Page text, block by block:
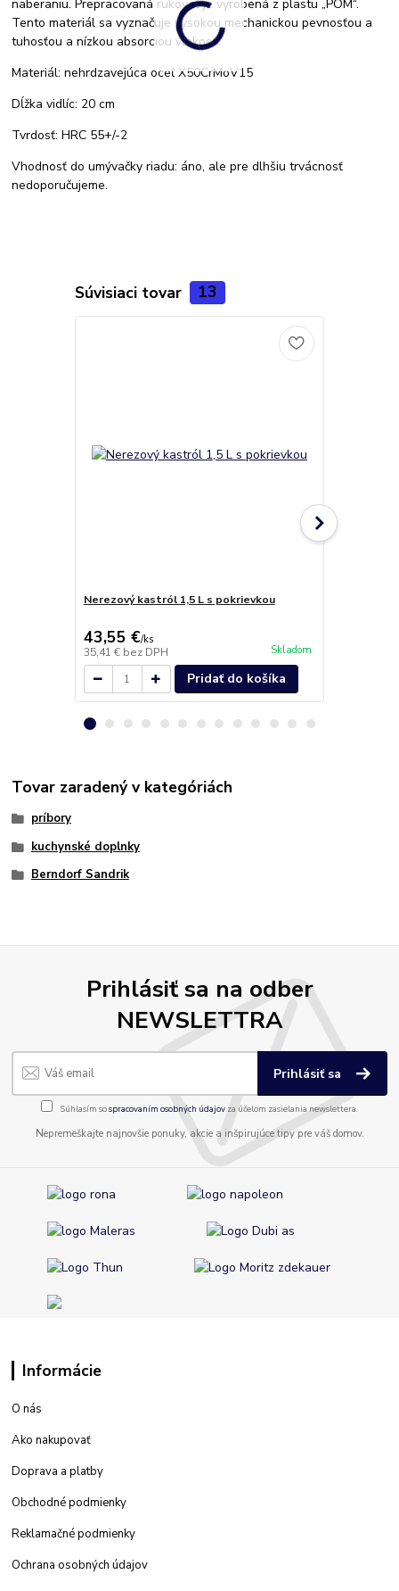
naberaniu. Prepracovaná rukoväť je vyrobená z plastu „POM“.
Tento materiál sa vyznačuje vysokou mechanickou pevnosťou a
tuhosťou a nízkou absorciou vlhkosti.
Materiál: nehrdzavejúca oceľ X50CrMoV15
Dĺžka vidlíc: 20 cm
Tvrdosť: HRC 55+/-2
Vhodnosť do umývačky riadu: áno, ale pre dlhšiu trvácnosť
nedoporučujeme.
Súvisiaci tovar 13
Nerezový kastról 1,5 L s pokrievkou
43,55 €/ks
35,41 € bez DPH Skladom
Pridať do košíka
Tovar zaradený v kategóriách
príbory
kuchynské doplnky
Berndorf Sandrik
Prihlásiť sa na odber
NEWSLETTRA
Prihlásiť sa
Súhlasím sospracovaním osobných údajov za účelom zasielania newslettera.
Nepremeškajte najnovšie ponuky, akcie a inšpirujúce tipy pre váš domov.
Informácie
O nás
Ako nakupovať
Doprava a platby
Obchodné podmienky
Reklamačné podmienky
Ochrana osobných údajov